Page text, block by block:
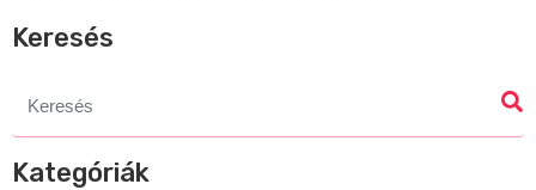
Keresés
for:
Kategóriák